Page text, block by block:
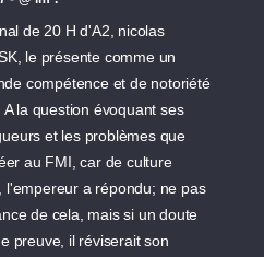
de 20 H d'A2, nicolas
le présente comme un
compétence et de notoriété
la question évoquant ses
et les problèmes que
au FMI, car de culture
l'empereur a répondu; ne pas
de cela, mais si un doute
preuve, il réviserait son